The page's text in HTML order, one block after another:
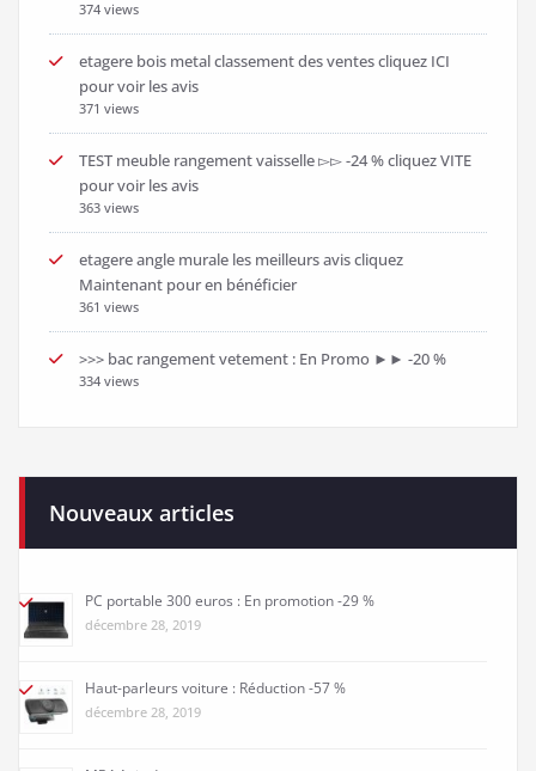
374 views
etagere bois metal classement des ventes cliquez ICI
pour voir les avis
371 views
TEST meuble rangement vaisselle ▻▻ -24 % cliquez VITE
pour voir les avis
363 views
etagere angle murale les meilleurs avis cliquez
Maintenant pour en bénéficier
361 views
>>> bac rangement vetement : En Promo ►► -20 %
334 views
Nouveaux articles
PC portable 300 euros : En promotion -29 %
décembre 28, 2019
Haut-parleurs voiture : Réduction -57 %
décembre 28, 2019